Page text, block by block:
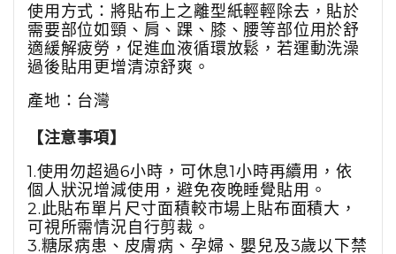
使用方式：將貼布上之離型紙輕輕除去，貼於
需要部位如頸、肩、踝、膝、腰等部位用於舒
適緩解疲勞，促進血液循環放鬆，若運動洗澡
過後貼用更增清涼舒爽。
產地：台灣
【注意事項】
1.使用勿超過6小時，可休息1小時再續用，依
個人狀況增減使用，避免夜晚睡覺貼用。
2.此貼布單片尺寸面積較市場上貼布面積大，
可視所需情況自行剪裁。
3.糖尿病患、皮膚病、孕婦、嬰兒及3歲以下禁